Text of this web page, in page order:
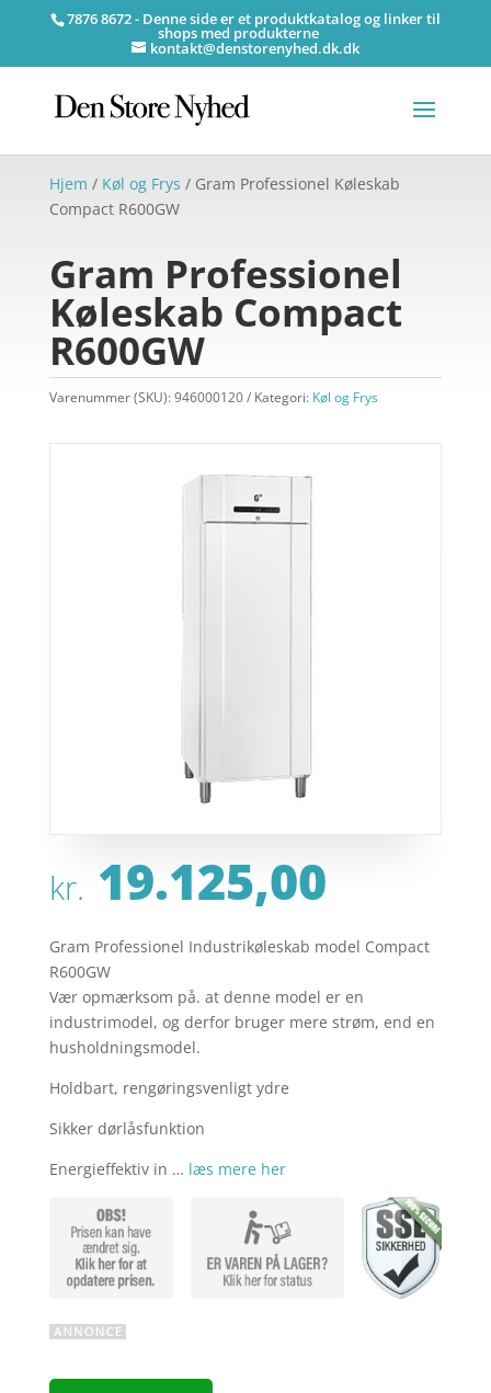
7876 8672 - Denne side er et produktkatalog og linker til
shops med produkterne
kontakt@denstorenyhed.dk.dk
Hjem / Køl og Frys / Gram Professionel Køleskab
Compact R600GW
Gram Professionel
Køleskab Compact
R600GW
Varenummer (SKU):946000120 Kategori: Køl og Frys
kr. 19.125,00
Gram Professionel Industrikøleskab model Compact
R600GW
Vær opmærksom på. at denne model er en
industrimodel, og derfor bruger mere strøm, end en
husholdningsmodel.
Holdbart, rengøringsvenligt ydre
Sikker dørlåsfunktion
Energieffektiv in … læs mere her